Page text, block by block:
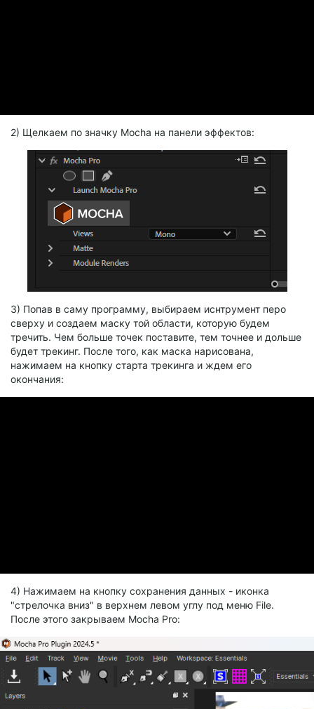
2) Щелкаем по значку Mocha на панели эффектов:
3) Попав в саму программу, выбираем иснтрумент перо
сверху и создаем маску той области, которую будем
тречить. Чем больше точек поставите, тем точнее и дольше
будет трекинг. После того, как маска нарисована,
нажимаем на кнопку старта трекинга и ждем его
окончания:
4) Нажимаем на кнопку сохранения данных - иконка
"стрелочка вниз" в верхнем левом углу под меню File.
После этого закрываем Mocha Pro: